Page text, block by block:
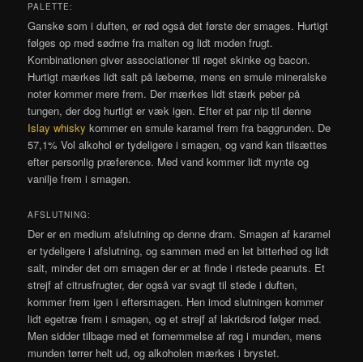
PALETTE:
Ganske som i duften, er rød også det første der smages. Hurtigt
følges op med sødme fra malten og lidt moden frugt.
Kombinationen giver associationer til røget skinke og bacon.
Hurtigt mærkes lidt salt på læberne, mens en smule mineralske
noter kommer mere frem. Der mærkes lidt stærk peber på
tungen, der dog hurtigt er væk igen. Efter et par nip til denne
Islay whisky kommer en smule karamel frem fra baggrunden. De
57,1% Vol alkohol er tydeligere i smagen, og vand kan tilsættes
efter personlig præference. Med vand kommer lidt mynte og
vanilje frem i smagen.
AFSLUTNING:
Der er en medium afslutning op denne dram. Smagen af karamel
er tydeligere i afslutning, og sammen med en let bitterhed og lidt
salt, minder det om smagen der er at finde i ristede peanuts. Et
strejf af citrusfrugter, der også var svagt til stede i duften,
kommer frem igen i eftersmagen. Hen imod slutningen kommer
lidt egetræ frem i smagen, og et strejf af lakridsrod følger med.
Men sidder tilbage med et fornemmelse af røg i munden, mens
munden tørrer helt ud, og alkoholen mærkes i brystet.